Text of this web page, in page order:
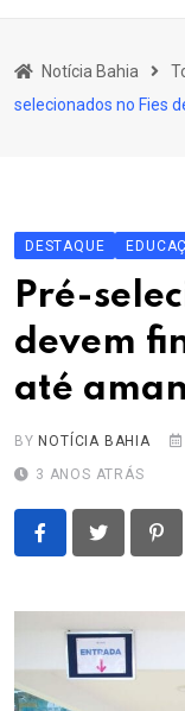
Educação
Esporte
Outros Assuntos
Notícia Bahia
selecionados no Fies
DESTAQUE
Pré-
devem
até
BY NOTÍCIA BAHIA
3 ANOS ATRÁS